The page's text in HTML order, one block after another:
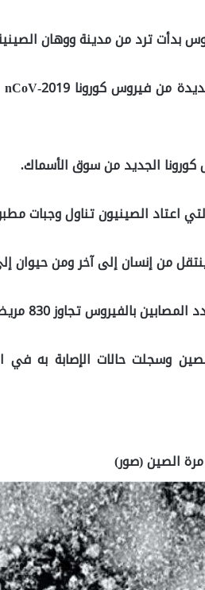
بدأت ترد من مدينة ووهان
كورونا الجديد من سوق الأسماك.
اعتاد الصينيون تناول وجبات
من إنسان إلى آخر ومن حيوان
تجاوز 830 مريضا توفي 26 شخصا منهم.
وسجلت حالات الإصابة به في
الصين (صور)